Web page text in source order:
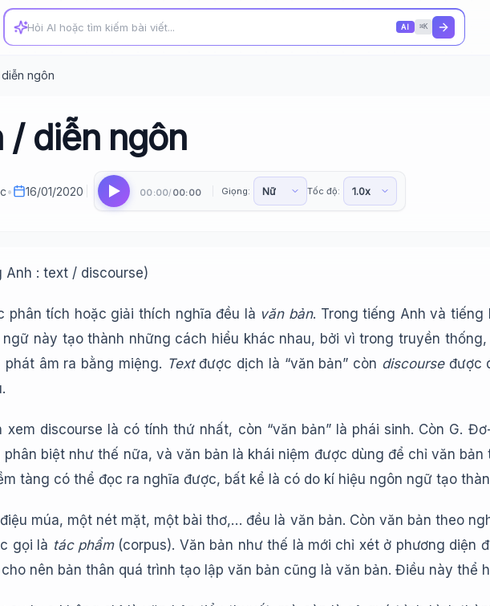
AI ⌘K
ngôn
/ diễn ngôn
• 16/01/2020 00:00/ 00:00 Giọng: Tốc độ:
Anh : text / discourse)
phân tích hoặc giải thích nghĩa đều là văn bản. Trong tiếng Anh và tiếng
này tạo thành những cách hiểu khác nhau, bởi vì trong truyền thống,
âm ra bằng miệng. Textđược dịch là “văn bản” còn discourseđược
xem discourse là có tính thứ nhất, còn “văn bản” là phái sinh. Còn G.
biệt như thế nữa, và văn bản là khái niệm được dùng để chỉ văn
tàng có thể đọc ra nghĩa được, bất kể là có do kí hiệu ngôn ngữ tạo
múa, một nét mặt, một bài thơ,… đều là văn bản. Còn văn bản theo
gọi là tác phẩm(corpus). Văn bản như thế là mới chỉ xét ở phương diện
nên bản thân quá trình tạo lập văn bản cũng là văn bản. Điều này thể